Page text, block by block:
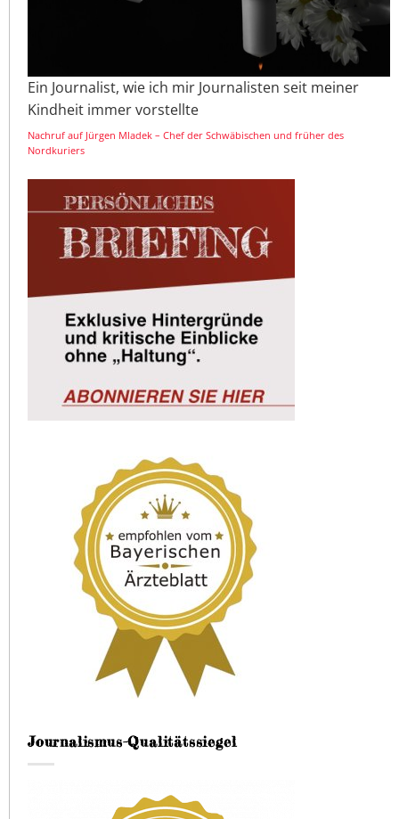
Ein Journalist, wie ich mir Journalisten seit meiner
Kindheit immer vorstellte
Nachruf auf Jürgen Mladek – Chef der Schwäbischen und früher des
Nordkuriers
Journalismus-Qualitätssiegel